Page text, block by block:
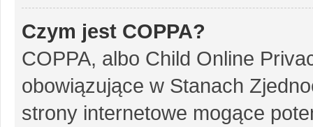
Czym jest COPPA?
COPPA, albo Child Online
obowiązujące w Stanach
strony internetowe mogące